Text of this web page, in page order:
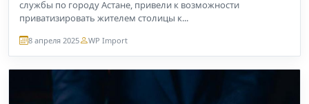
службы по городу Астане, привели к возможности
приватизировать жителем столицы к...
8 апреля 2025 WP Import